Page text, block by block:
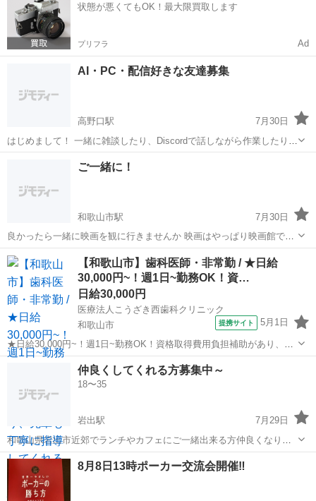
状態が悪くてもOK！最大限買取します
プリフラ Ad
AI・PC・配信好きな友達募集
高野口駅
7月30日
はじめまして！ 一緒に雑談したり、Discordで話しながら作業したりで
きる友達を募集しています😊 私はPCやAIを使ったものづくりが好き
で、以前は配信活動もしていました。 新しいことを考えたり、「こん
高野口駅
ご一緒に！
和歌山市駅
7月30日
良かったら一緒に映画を観に行きませんか 映画はやっぱり映画館で観
るのが一番です お気軽にご連絡下さいませ
和歌山 和歌山市 和歌山市駅 友達 一緒に
【和歌山市】歯科医師・非常勤 / ★日給
30,000円~！週1日~勤務OK！資…
日給30,000円
医療法人こうざき西歯科クリニック
和歌山市
提携サイト 5月1日
★日給30,000円~！週1日~勤務OK！資格取得費用負担補助があり、先
輩も丁寧に指導してくれるので、未経験・ブランクの方も安心してス
タートできます★ 日給： 30,000円~ アクセス：貴志川線 神前 徒歩5
分;貴志川...
和歌山市 その他
仲良くしてくれる方募集中～
18〜35
岩出駅
7月29日
和歌山県岩出市近郊でランチやカフェにご一緒出来る方仲良くなりま
しょー(ゝω・) 色々な日常会話から、愚痴まで言い合える仲になりたい
です(*ゝω・*)ノ
和歌山 岩出市 岩出駅 その他
8月8日13時ポーカー交流会開催‼️